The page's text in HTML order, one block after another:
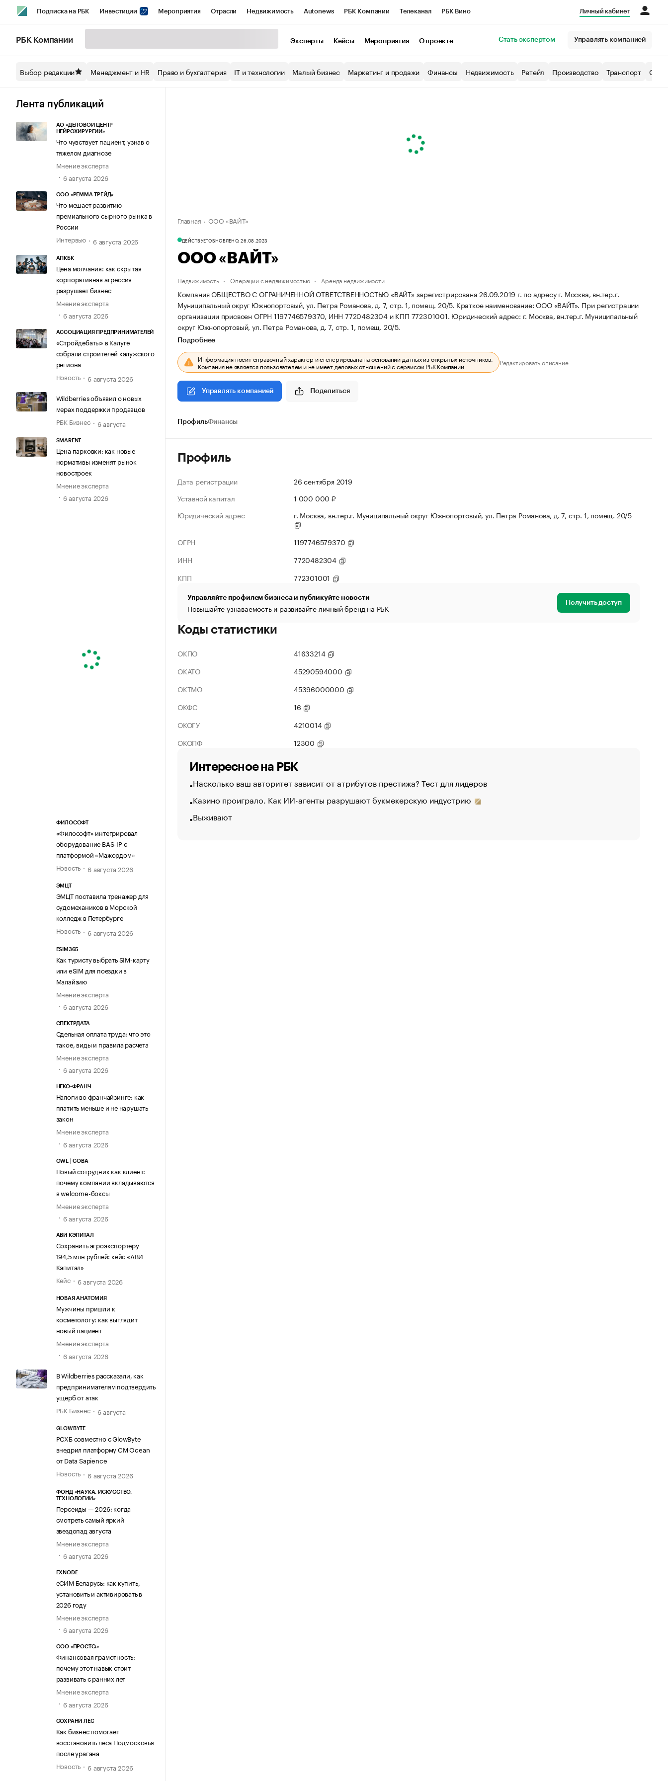
Подписка на РБК Инвестиции Мероприятия Отрасли Недвижимость Autonews РБК Компании Телеканал РБК Вино
Спецпроекты СПб Конференции СПб Спецпроекты Экономика Бизнес
Технологии и медиа
Личный кабинет
РБК Компании Эксперты Кейсы Мероприятия О проекте Стать экспертом Управлять компанией
Выбор редакции Менеджмент и HR Право и бухгалтерия IT и технологии Малый бизнес Маркетинг и продажи Финансы Недвижимость Ретейл Производство Транспорт
Лента публикаций
АО «ДЕЛОВОЙ ЦЕНТР
НЕЙРОХИРУРГИИ»
Что чувствует пациент, узнав о
тяжелом диагнозе
Мнение эксперта
6 августа 2026
ООО «РЕММА ТРЕЙД»
Что мешает развитию
премиального сырного рынка в
России
Интервью
6 августа 2026
АПКБК
Цена молчания: как скрытая
корпоративная агрессия
разрушает бизнес
Мнение эксперта
6 августа 2026
АССОЦИАЦИЯ ПРЕДПРИНИМАТЕЛЕЙ
«Стройдебаты» в Калуге
собрали строителей калужского
региона
Новость
6 августа 2026
Wildberries объявил о новых
мерах поддержки продавцов
РБК Бизнес
6 августа
SMARENT
Цена парковки: как новые
нормативы изменят рынок
новостроек
Мнение эксперта
6 августа 2026
ФИЛОСОФТ
«Философт» интегрировал
оборудование BAS-IP с
платформой «Мажордом»
Новость
6 августа 2026
ЭМЦТ
ЭМЦТ поставила тренажер для
судомехаников в Морской
колледж в Петербурге
Новость
6 августа 2026
ESIM365
Как туристу выбрать SIM-карту
или eSIM для поездки в
Малайзию
Мнение эксперта
6 августа 2026
СПЕКТРДАТА
Сдельная оплата труда: что это
такое, виды и правила расчета
Мнение эксперта
6 августа 2026
НЕКО-ФРАНЧ
Налоги во франчайзинге: как
платить меньше и не нарушать
закон
Мнение эксперта
6 августа 2026
OWL | СОВА
Новый сотрудник как клиент:
почему компании вкладываются
в welcome-боксы
Мнение эксперта
6 августа 2026
АВИ КЭПИТАЛ
Сохранить агроэкспортеру
194,5 млн рублей: кейс «АВИ
Кэпитал»
Кейс
6 августа 2026
НОВАЯ АНАТОМИЯ
Мужчины пришли к
косметологу: как выглядит
новый пациент
Мнение эксперта
6 августа 2026
В Wildberries рассказали, как
предпринимателям подтвердить
ущерб от атак
РБК Бизнес
6 августа
GLOWBYTE
РСХБ совместно с GlowByte
внедрил платформу CM Ocean
от Data Sapience
Новость
6 августа 2026
ФОНД «НАУКА. ИСКУССТВО.
ТЕХНОЛОГИИ»
Персеиды — 2026: когда
смотреть самый яркий
звездопад августа
Мнение эксперта
6 августа 2026
EXNODE
еСИМ Беларусь: как купить,
установить и активировать в
2026 году
Мнение эксперта
6 августа 2026
ООО «ПРОСТО.»
Финансовая грамотность:
почему этот навык стоит
развивать с ранних лет
Мнение эксперта
6 августа 2026
СОХРАНИ ЛЕС
Как бизнес помогает
восстановить леса Подмосковья
после урагана
Новость
6 августа 2026
Главная ООО «ВАЙТ»
ДЕЙСТВУЕТОБНОВЛЕНО, 26.08.2023
ООО «ВАЙТ»
Недвижимость Операции с недвижимостью Аренда недвижимости
Компания ОБЩЕСТВО С ОГРАНИЧЕННОЙ ОТВЕТСТВЕННОСТЬЮ «ВАЙТ» зарегистрирована 26.09.2019 г. по адресу г. Москва, вн.тер.г.
Муниципальный округ Южнопортовый, ул. Петра Романова, д. 7, стр. 1, помещ. 20/5. Краткое наименование: ООО «ВАЙТ». При регистрации
организации присвоен ОГРН 1197746579370, ИНН 7720482304 и КПП 772301001. Юридический адрес: г. Москва, вн.тер.г. Муниципальный
округ Южнопортовый, ул. Петра Романова, д. 7, стр. 1, помещ. 20/5.
Подробнее
Информация носит справочный характер и сгенерирована на основании данных из открытых источников.
Компания не является пользователем и не имеет деловых отношений с сервисом РБК Компании. Редактировать описание
Управлять компанией Поделиться
ПрофильФинансы
Профиль
Дата регистрации
26 сентября 2019
Уставной капитал
1 000 000 ₽
Юридический адрес
г. Москва, вн.тер.г. Муниципальный округ Южнопортовый, ул. Петра Романова, д. 7, стр. 1, помещ. 20/5
ОГРН
1197746579370
ИНН
7720482304
КПП
772301001
Управляйте профилем бизнеса и публикуйте новости
Повышайте узнаваемость и развивайте личный бренд на РБК Получить доступ
Коды статистики
ОКПО
41633214
ОКАТО
45290594000
ОКТМО
45396000000
ОКФС
16
ОКОГУ
4210014
ОКОПФ
12300
Интересное на РБК
Насколько ваш авторитет зависит от атрибутов престижа? Тест для лидеров
Казино проиграло. Как ИИ-агенты разрушают букмекерскую индустрию
Выживают